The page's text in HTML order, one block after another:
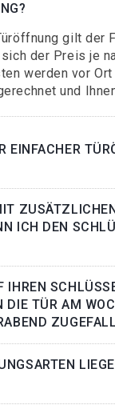
gilt der
der Preis je
werden vor Ort
und
EINFACHER
ICH DEN
IHREN
DIE TÜR AM